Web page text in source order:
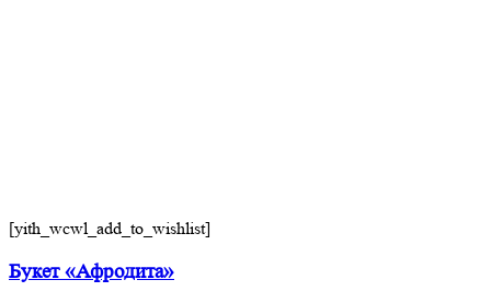
[yith_wcwl_add_to_wishlist]
Букет «Афродита»